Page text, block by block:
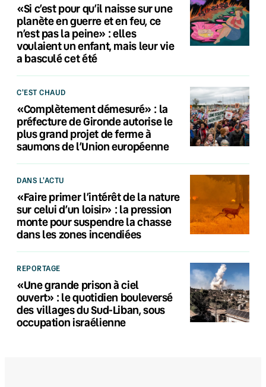
«Si c’est pour qu’il naisse sur une
planète en guerre et en feu, ce
n’est pas la peine» : elles
voulaient un enfant, mais leur vie
a basculé cet été
C'EST CHAUD
«Complètement démesuré» : la
préfecture de Gironde autorise le
plus grand projet de ferme à
saumons de l’Union européenne
DANS L'ACTU
«Faire primer l’intérêt de la nature
sur celui d’un loisir» : la pression
monte pour suspendre la chasse
dans les zones incendiées
REPORTAGE
«Une grande prison à ciel
ouvert» : le quotidien bouleversé
des villages du Sud-Liban, sous
occupation israélienne